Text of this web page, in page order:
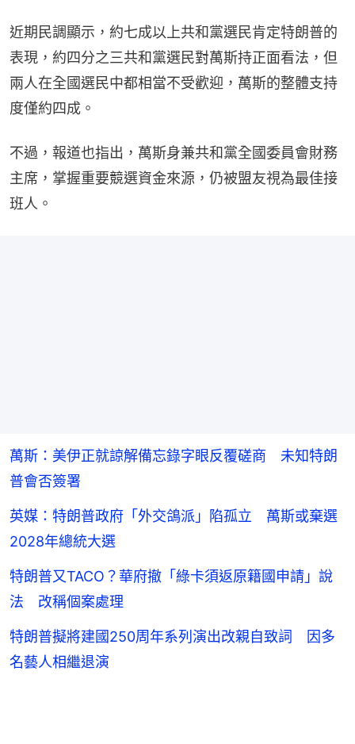
近期民調顯示，約七成以上共和黨選民肯定特朗普的
表現，約四分之三共和黨選民對萬斯持正面看法，但
兩人在全國選民中都相當不受歡迎，萬斯的整體支持
度僅約四成。
不過，報道也指出，萬斯身兼共和黨全國委員會財務
主席，掌握重要競選資金來源，仍被盟友視為最佳接
班人。
萬斯：美伊正就諒解備忘錄字眼反覆磋商 未知特朗
普會否簽署
英媒：特朗普政府「外交鴿派」陷孤立 萬斯或棄選
2028年總統大選
特朗普又TACO？華府撤「綠卡須返原籍國申請」說
法 改稱個案處理
特朗普擬將建國250周年系列演出改親自致詞 因多
名藝人相繼退演